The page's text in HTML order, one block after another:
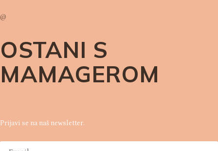
@
OSTANI S
MAMAGEROM
Prijavi se na naš newsletter.